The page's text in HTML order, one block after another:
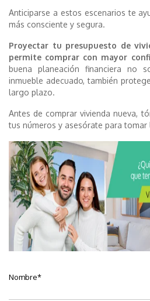
Anticiparse a estos escenarios te
más consciente y segura.
Proyectar tu presupuesto de
permite comprar con mayor
buena planeación financiera no
inmueble adecuado, también
largo plazo.
Antes de comprar vivienda nueva,
tus números y asesórate para tomar
Nombre*